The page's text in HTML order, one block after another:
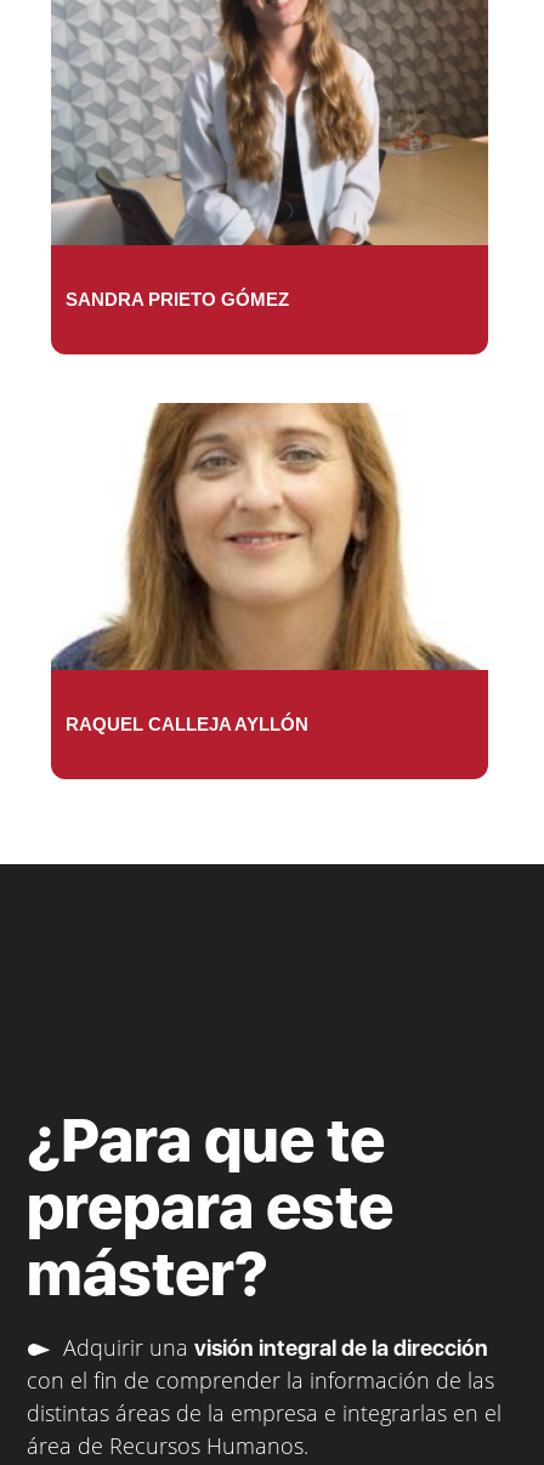
SANDRA PRIETO GÓMEZ
RAQUEL CALLEJA AYLLÓN
¿Para que te
prepara este
máster?
Adquirir unavisión integral de la dirección
con el fin de comprender la información de las
distintas áreas de la empresa e integrarlas en el
área de Recursos Humanos.